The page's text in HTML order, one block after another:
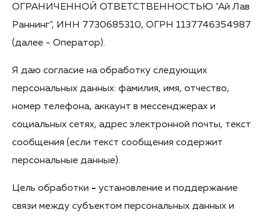
ОГРАНИЧЕННОЙ ОТВЕТСТВЕННОСТЬЮ "Ай Лав
Раннинг", ИНН 7730685310, ОГРН 1137746354987
(далее - Оператор).
Я даю согласие на обработку следующих
персональных данных: фамилия, имя, отчество,
номер телефона, аккаунт в мессенджерах и
социальных сетях, адрес электронной почты, текст
сообщения (если текст сообщения содержит
персональные данные).
Цель обработки - установление и поддержание
связи между субъектом персональных данных и